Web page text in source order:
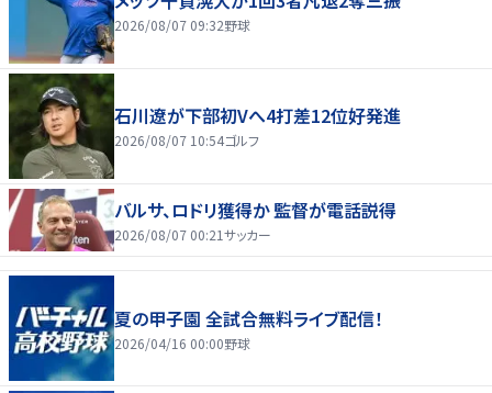
2026/08/07 09:32野球
石川遼が下部初Vへ4打差12位好発進
2026/08/07 10:54ゴルフ
バルサ、ロドリ獲得か 監督が電話説得
2026/08/07 00:21サッカー
夏の甲子園 全試合無料ライブ配信！
2026/04/16 00:00野球